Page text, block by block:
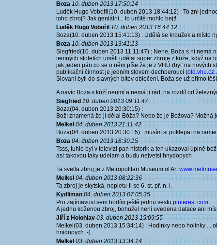
Boza 10. duben 2013 17:50:14
Luděk Hugo Vobořil(10. duben 2013 18:44:12) : To zní
toho zbroj? Jak geniální... to určitě mohlo bejt!
Luděk Hugo Vobořil 10. duben 2013 16:44:12
Boza(10. duben 2013 15:41:13) : Udělá se kroužek a místo
Boza 10. duben 2013 13:41:13
Siegfried(10. duben 2013 11:11:47) : Nene, Boża s ní nemá
temných stoletích uměli udělat super zbroje z kůže, když na
jak jeden pán co se o něm píše že je z VHÚ (byť na nových
publikační činnost je jedním slovem dechberoucí (
Slovani byli do slavných bitev oblečení. Boża se už přímo
A navíc Boża s kůží neumí a nemá ji rád, na rozdíl od
Siegfried 10. duben 2013 09:11:47
Boza(04. duben 2013 20:30:15) :
Boží znamená že jí dělal Bóža? Nebo že je Božova? Možná
Melkel 04. duben 2013 21:11:42
Boza(04. duben 2013 20:30:15) : musím si poklepat na
Boza 04. duben 2013 18:30:15
Tsss, tuhle byl v televizi pan historik a ten ukazoval úplně
asi takovou taky udelam a budu nejvetsi hnydopych
Ta svetla zbroj je z Metropolitan Museum of Art
Melkel 04. duben 2013 08:22:36
Ta zbroj je skytská, nepletu-li se 6. st. př. n. l.
Kydliman 04. duben 2013 07:05:35
Pro zajímavost sem hodím ještě jednu vestu pinterest.com...
A jednu koženou zbroj, bohužel není uvedena datace ani
Jiří z Holohlav 03. duben 2013 15:09:55
Melkel(03. duben 2013 15:34:14) : Hodinky nebo holinky ...
hnidopych :-)
Melkel 03. duben 2013 13:34:14